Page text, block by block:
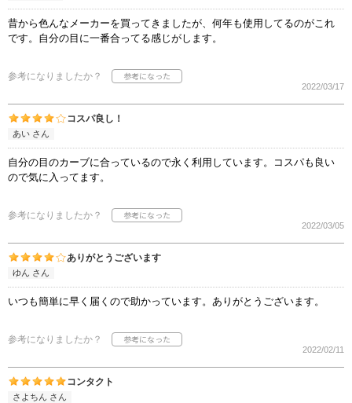
昔から色んなメーカーを買ってきましたが、何年も使用してるのがこれ
です。自分の目に一番合ってる感じがします。
参考になりましたか？
2022/03/17
コスパ良し！
あい さん
自分の目のカーブに合っているので永く利用しています。コスパも良い
ので気に入ってます。
参考になりましたか？
2022/03/05
ありがとうございます
ゆん さん
いつも簡単に早く届くので助かっています。ありがとうございます。
参考になりましたか？
2022/02/11
コンタクト
さよちん さん